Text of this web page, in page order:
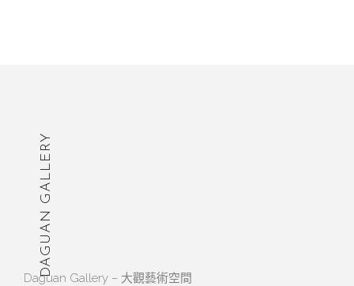
DAGUAN GALLERY
Daguan Gallery – 大觀藝術空間